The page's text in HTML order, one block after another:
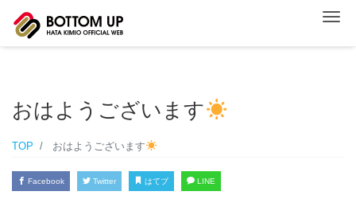
ナ
おはようございます
TOP おはようございます
Facebook Twitter はてブ LINE